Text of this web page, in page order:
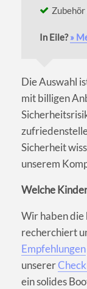
In Eile?»
Die Auswahl
mit billigen
Sicherheit
unserem
Welche
Wir haben
recherchiert
Empfehlungen
unserer
ein solides